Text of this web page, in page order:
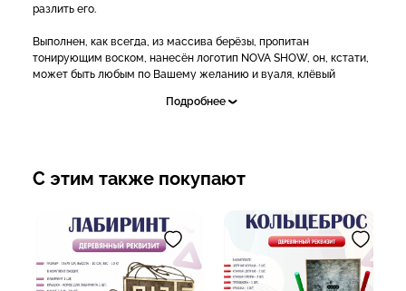
разлить его.
Выполнен, как всегда, из массива берёзы, пропитан
тонирующим воском, нанесён логотип NOVA SHOW, он, кстати,
может быть любым по Вашему желанию и вуаля, клёвый
Прекрасно подойдёт для тренировки чёткости координации, а
также для тимбилдингов! Здорово будет, если брать сразу два
участниками!
✅Подробнее и для заказа:
- Звоните: 8(995) 123-38-38 с 9.00 до 21.00
- Пишите в WhatsApp и Telegram 8(995) 123-38-38
Подробнее
С этим также покупают